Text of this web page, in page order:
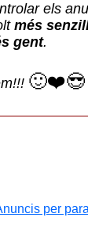
els
més
gent.
🙂❤️😎
per